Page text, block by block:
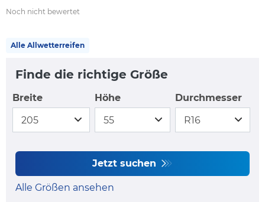
Noch nicht bewertet
Alle Allwetterreifen
Finde die richtige Größe
Breite Höhe Durchmesser
Jetzt suchen
Alle Größen ansehen